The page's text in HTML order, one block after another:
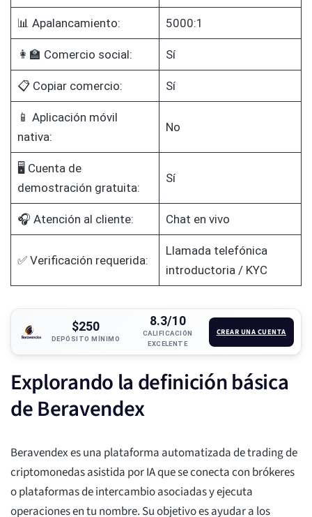
📊 Apalancamiento: 5000:1
👩‍🏫 Comercio social: Sí
📋 Copiar comercio: Sí
📱 Aplicación móvil
nativa:
No
🖥️ Cuenta de
demostración gratuita:
Sí
🎧 Atención al cliente: Chat en vivo
✅ Verificación requerida:
Llamada telefónica
introductoria / KYC
$250
DEPÓSITO MÍNIMO
8.3/10
CALIFICACIÓN
EXCELENTE
CREAR UNA CUENTA
Explorando la definición básica
de Beravendex
Beravendex es una plataforma automatizada de trading de
criptomonedas asistida por IA que se conecta con brókeres
o plataformas de intercambio asociadas y ejecuta
operaciones en tu nombre. Su objetivo es ayudar a los